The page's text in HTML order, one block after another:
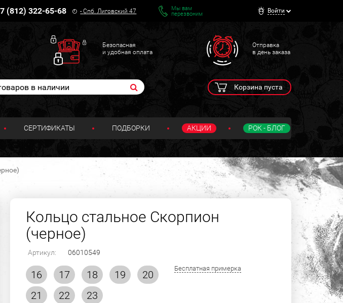
(812) 322-65-68 -Спб. Лиговский 47
Мы вам
перезвоним
Войти
Безопасная
и удобная оплата
Отправка
в день заказа
Корзина пуста
СЕРТИФИКАТЫ ПОДБОРКИ АКЦИИ РОК - БЛОГ
Кольцо стальное Скорпион
(черное)
Артикул: 06010549
16 17 18 19
20
21
22 23
Бесплатная примерка